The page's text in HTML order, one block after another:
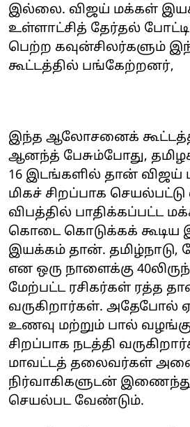
இல்லை. விஜய் மக்கள்
உள்ளாட்சித் தேர்தல்
பெற்ற கவுன்சிலர்களும்
கூட்டத்தில் பங்கேற்றனர்,
இந்த ஆலோசனைக்
ஆனந்த் பேசும்போது,
16 இடங்களில் தான்
மிகச் சிறப்பாக செயல்பட்டு
விபத்தில் பாதிக்கப்பட்ட
கொடை கொடுக்கக் கூடிய
இயக்கம் தான். தமிழ்நாடு,
என ஒரு நாளைக்கு
மேற்பட்ட ரசிகர்கள் ரத்த
வருகிறார்கள். அதேபோல்
உணவு மற்றும் பால்
சிறப்பாக நடத்தி
மாவட்டத் தலைவர்கள்
நிர்வாகிகளுடன்
செயல்பட வேண்டும்.